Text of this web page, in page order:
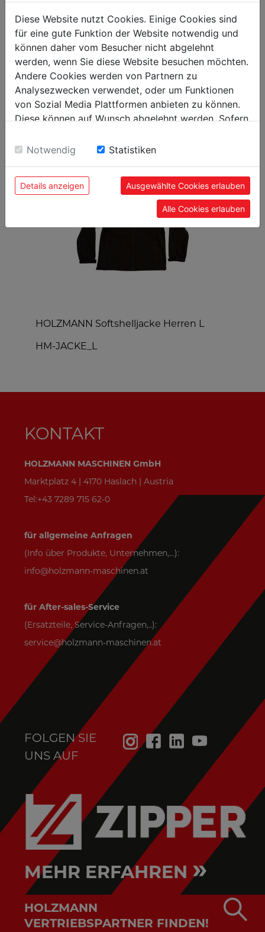
Versandmaße
Verpackungsbreite in mm
0
Verpackungslänge in mm
Verpackungshöhe in mm
0
HOLZMANN Softshelljacke Herren L
HM-JACKE_L
KONTAKT
HOLZMANN MASCHINEN GmbH
Marktplatz 4 | 4170 Haslach | Austria
Tel:+43 7289 715 62-0
für allgemeine Anfragen
(Info über Produkte, Unternehmen,...):
info@holzmann-maschinen.at
für After-sales-Service
(Ersatzteile, Service-Anfragen,..):
service@holzmann-maschinen.at
FOLGEN SIE
UNS AUF
MEHR ERFAHREN »
HOLZMANN
VERTRIEBSPARTNER FINDEN!
Diese Website nutzt Cookies. Einige Cookies sind
für eine gute Funktion der Website notwendig und
können daher vom Besucher nicht abgelehnt
werden, wenn Sie diese Website besuchen möchten.
Andere Cookies werden von Partnern zu
Analysezwecken verwendet, oder um Funktionen
von Sozial Media Plattformen anbieten zu können.
Diese können auf Wunsch abgelehnt werden. Sofern
Einwilligung zu unseren Cookies.
Notwendig Statistiken
Details anzeigen Ausgewählte Cookies erlauben
Alle Cookies erlauben